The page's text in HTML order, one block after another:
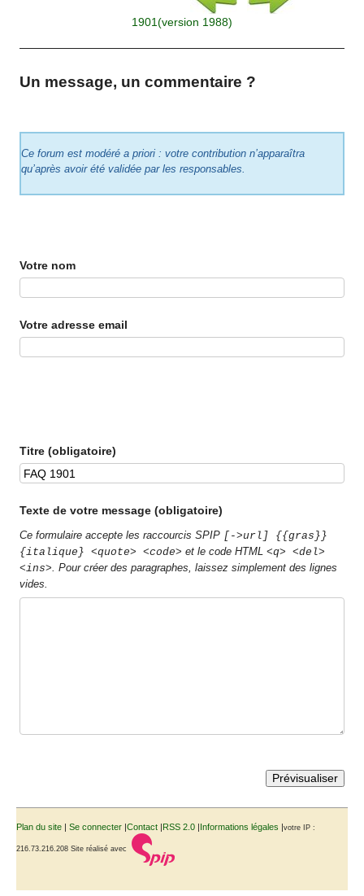
1901(version 1988)
Un message, un commentaire ?
Ce forum est modéré a priori : votre contribution n’apparaîtra
qu’après avoir été validée par les responsables.
Votre nom
Votre adresse email
Titre (obligatoire)
Texte de votre message (obligatoire)
Ce formulaire accepte les raccourcis SPIP [->url] {{gras}}
{italique} <quote> <code> et le code HTML<q> <del>
<ins>. Pour créer des paragraphes, laissez simplement des lignes
vides.
Plan du site | Se connecter |Contact |RSS 2.0 |Informations légales |votre IP :
216.73.216.208 Site réalisé avec